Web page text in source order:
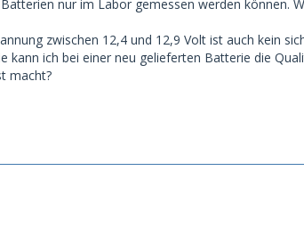
nur im Labor gemessen werden können.
zwischen 12,4 und 12,9 Volt ist auch kein
kann ich bei einer neu gelieferten Batterie die
macht?